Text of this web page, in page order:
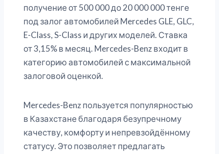
получение от 500 000 до 20 000 000 тенге
под залог автомобилей Mercedes GLE, GLC,
E-Class, S-Class и других моделей. Ставка
от 3,15% в месяц. Mercedes-Benz входит в
категорию автомобилей с максимальной
залоговой оценкой.
Mercedes-Benz пользуется популярностью
в Казахстане благодаря безупречному
качеству, комфорту и непревзойдённому
статусу. Это позволяет предлагать